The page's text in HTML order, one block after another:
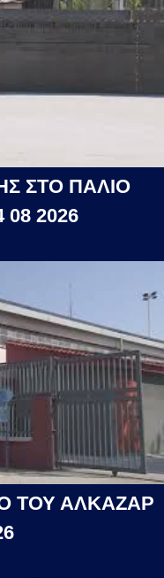
ΣΤΟ ΠΑΛΙΟ
2026
ΤΟΥ ΑΛΚΑΖΑΡ